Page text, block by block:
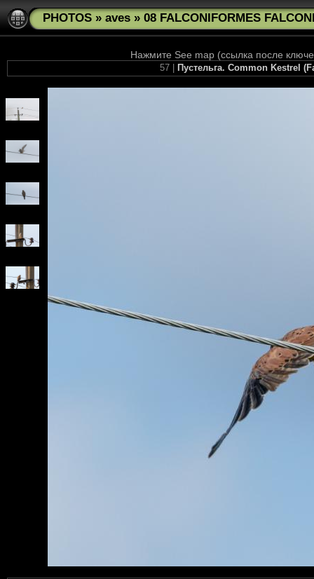
PHOTOS » aves » 08 FALCONIFORMES
Нажмите See map (ссылка после
57 | Пустельга. Common Kestrel